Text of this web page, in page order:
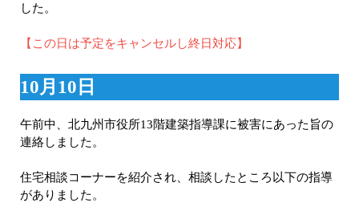
した。
【この日は予定をキャンセルし終日対応】
10月10日
午前中、北九州市役所13階建築指導課に被害にあった旨の
連絡しました。
住宅相談コーナーを紹介され、相談したところ以下の指導
がありました。